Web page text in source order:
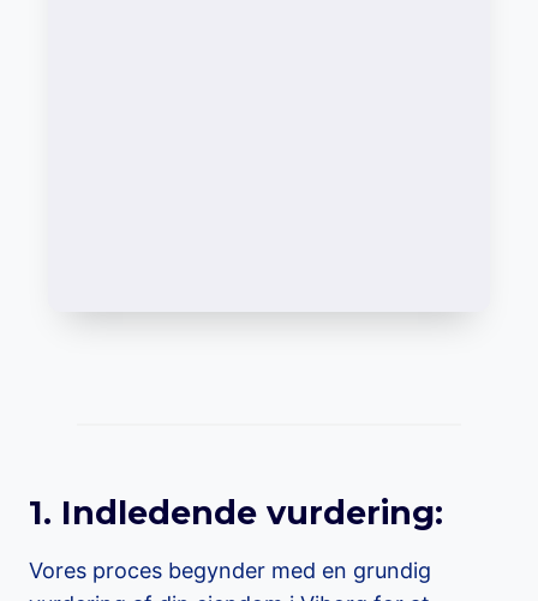
1. Indledende vurdering:
Vores proces begynder med en grundig